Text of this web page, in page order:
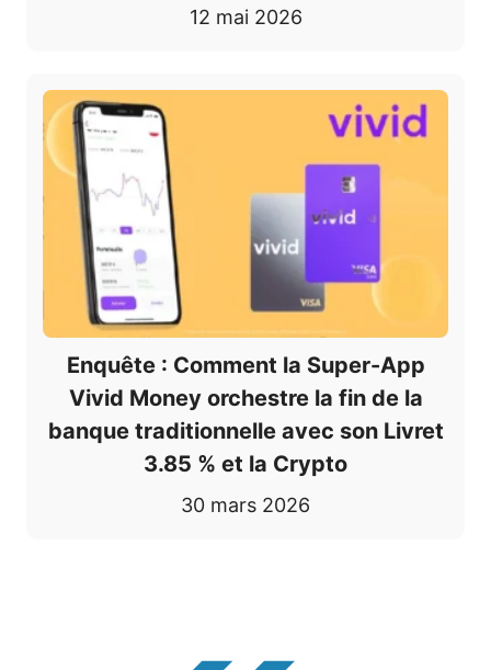
12 mai 2026
Enquête : Comment la Super-App
Vivid Money orchestre la fin de la
banque traditionnelle avec son Livret
3.85 % et la Crypto
30 mars 2026